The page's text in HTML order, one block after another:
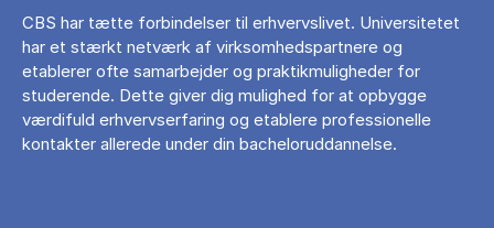
CBS har tætte forbindelser til erhvervslivet. Universitetet
har et stærkt netværk af virksomhedspartnere og
etablerer ofte samarbejder og praktikmuligheder for
studerende. Dette giver dig mulighed for at opbygge
værdifuld erhvervserfaring og etablere professionelle
kontakter allerede under din bacheloruddannelse.